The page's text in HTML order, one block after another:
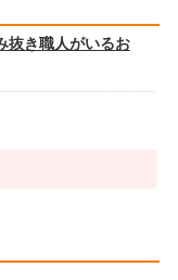
抜き職人がいるお